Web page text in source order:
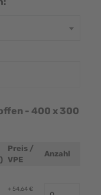
- 400 x 300
Preis /
VPE
Anzahl
+ 54,64 €